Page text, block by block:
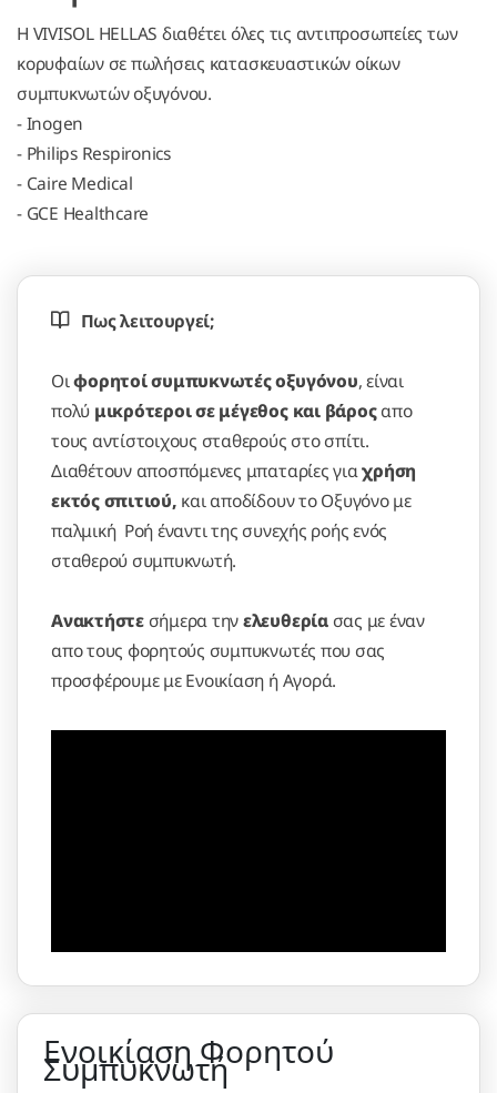
Η VIVISOL HELLAS διαθέτει όλες τις αντιπροσωπείες των
κορυφαίων σε πωλήσεις κατασκευαστικών οίκων
συμπυκνωτών οξυγόνου.
- Inogen
- Philips Respironics
- Caire Medical
- GCE Healthcare
Πως λειτουργεί;
Οιφορητοί συμπυκνωτές οξυγόνου, είναι
πολύ μικρότεροι σε μέγεθος και βάροςαπο
τους αντίστοιχους σταθερούς στο σπίτι.
Διαθέτουν αποσπόμενες μπαταρίες γιαχρήση
εκτός σπιτιού, και αποδίδουν το Οξυγόνο με
παλμική Ροή έναντι της συνεχής ροής ενός
σταθερού συμπυκνωτή.
Ανακτήστεσήμερα τηνελευθερίασας με έναν
απο τους φορητούς συμπυκνωτές που σας
προσφέρουμε με Ενοικίαση ή Αγορά.
Ενοικίαση Φορητού
Συμπυκνωτή